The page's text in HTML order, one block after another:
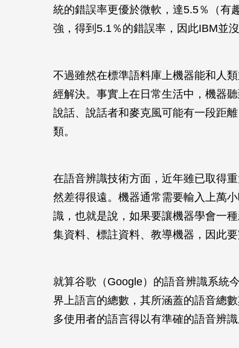
統的錯誤率更優於微軟，達5.5％（有
強，得到5.1％的錯誤率，因此IBM並
不過雖然在標準語料庫上機器能和人
經解決。事實上在日常生活中，機器
說話、說話者和麥克風可能有一段距
類。
在語音辨識技術方面，近年雖已取得
然差得很遠。機器通常需要輸入上萬
識，也就是說，如果要讓機器學會一
集資料、標註資料、教導機器，因此
就算谷歌（Google）的語音辨識系統
界上語言的總數，其所涵蓋的語音總
多使用者的語言得以有準確的語音辨識